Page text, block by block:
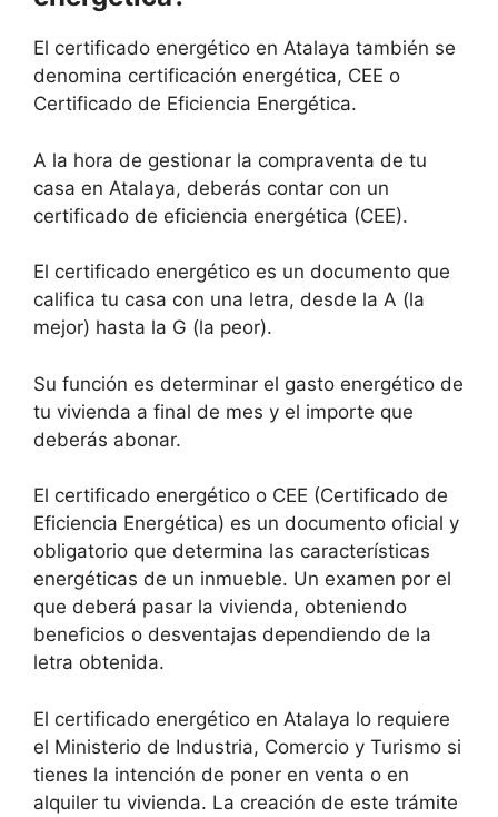
El certificado energético en Atalaya también se
denomina certificación energética, CEE o
Certificado de Eficiencia Energética.
A la hora de gestionar la compraventa de tu
casa en Atalaya, deberás contar con un
certificado de eficiencia energética (CEE).
El certificado energético es un documento que
califica tu casa con una letra, desde la A (la
mejor) hasta la G (la peor).
Su función es determinar el gasto energético de
tu vivienda a final de mes y el importe que
deberás abonar.
El certificado energético o CEE (Certificado de
Eficiencia Energética) es un documento oficial y
obligatorio que determina las características
energéticas de un inmueble. Un examen por el
que deberá pasar la vivienda, obteniendo
beneficios o desventajas dependiendo de la
letra obtenida.
El certificado energético en Atalaya lo requiere
el Ministerio de Industria, Comercio y Turismo si
tienes la intención de poner en venta o en
alquiler tu vivienda. La creación de este trámite